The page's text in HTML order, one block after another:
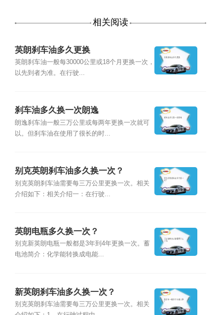
相关阅读
英朗刹车油多久更换
英朗刹车油一般每30000公里或18个月更换一次，
以先到者为准。在行驶...
刹车油多久换一次朗逸
朗逸刹车油一般三万公里或每两年更换一次就可
以。但刹车油在使用了很长的时...
别克英朗刹车油多久换一次？
别克英朗刹车油需要每三万公里更换一次。相关
介绍如下：相关介绍一：在行驶...
英朗电瓶多久换一次？
别克新英朗电瓶一般都是3年到4年更换一次。蓄
电池简介：化学能转换成电能...
新英朗刹车油多久换一次？
别克英朗刹车油需要每三万公里更换一次。相关